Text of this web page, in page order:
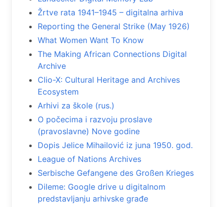
Žrtve rata 1941–1945 – digitalna arhiva
Reporting the General Strike (May 1926)
What Women Want To Know
The Making African Connections Digital
Archive
Clio-X: Cultural Heritage and Archives
Ecosystem
Arhivi za škole (rus.)
O počecima i razvoju proslave
(pravoslavne) Nove godine
Dopis Jelice Mihailović iz juna 1950. god.
League of Nations Archives
Serbische Gefangene des Großen Krieges
Dileme: Google drive u digitalnom
predstavljanju arhivske građe